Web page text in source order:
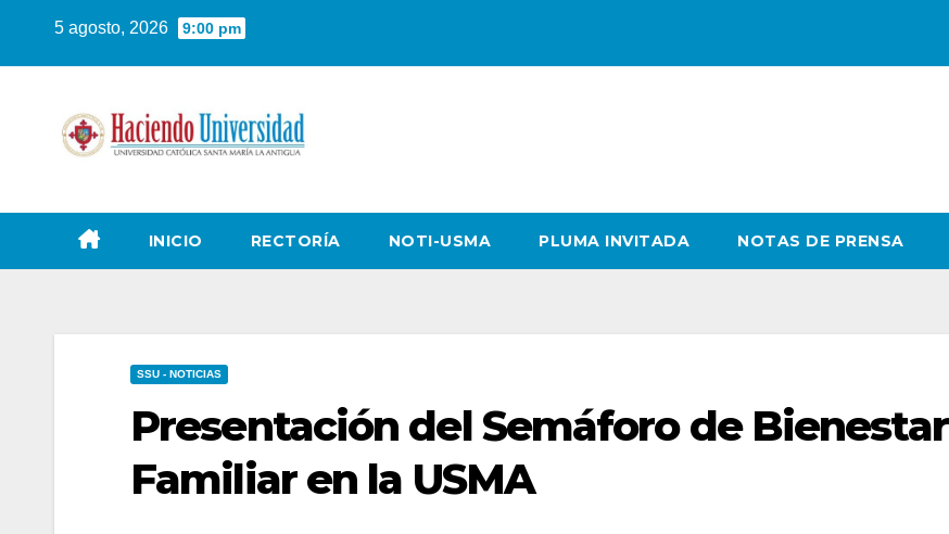
5 agosto, 2026 9:00 pm
INICIO RECTORÍA NOTI-USMA PLUMA INVITADA NOTAS DE PRENSA
SSU - NOTICIAS
Presentación del Semáforo de Bienestar
Familiar en la USMA